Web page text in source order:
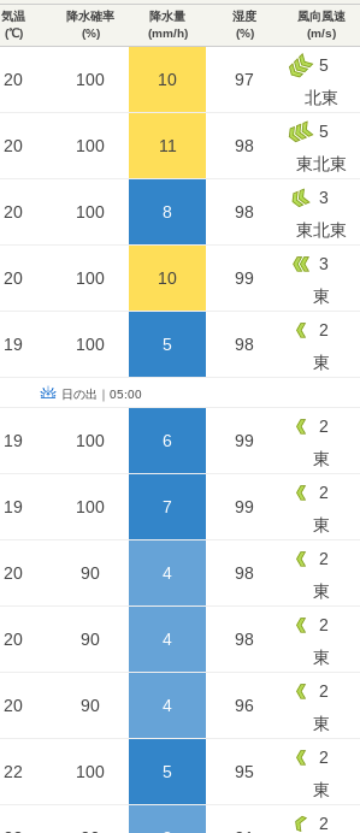
気温
(℃)
降水確率
(%)
降水量
(mm/h)
湿度
(%)
風向風速
(m/s)
20 100 10 97
5
北東
20 100 11 98
5
東北東
20 100 8 98
3
東北東
20 100 10 99
3
東
19 100 5 98
2
東
日の出｜05:00
19 100 6 99
2
東
19 100 7 99
2
東
20 90 4 98
2
東
20 90 4 98
2
東
20 90 4 96
2
東
22 100 5 95
2
東
2